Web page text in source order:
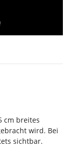
cm breites
wird. Bei
sichtbar.